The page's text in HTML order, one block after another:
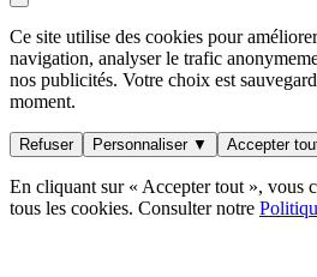
Ce site utilise des cookies pour
navigation, analyser le trafic
nos publicités. Votre choix est
moment.
Refuser Personnaliser ▼ Accepter
En cliquant sur « Accepter tout », vous
tous les cookies. Consulter notre